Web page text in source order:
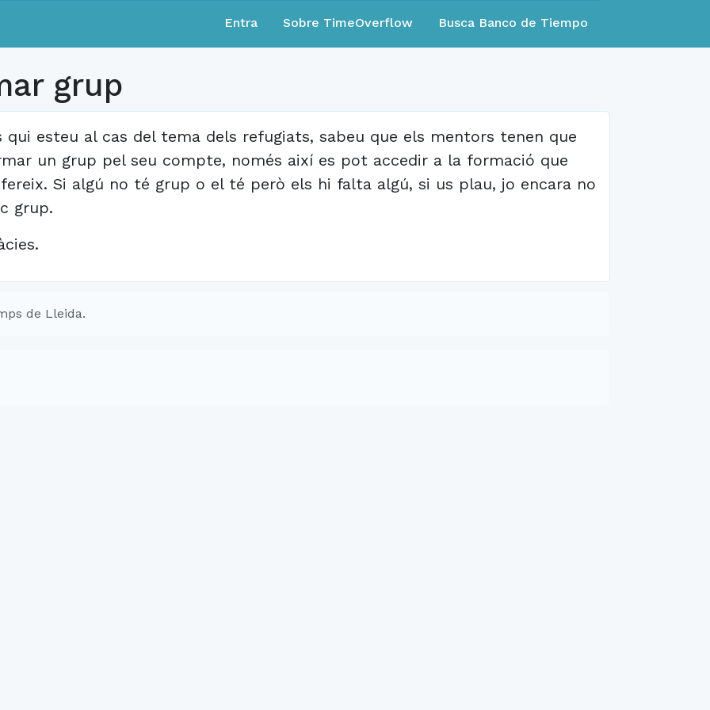
Entra Sobre TimeOverflow Busca Banco de Tiempo
grup
qui esteu al cas del tema dels refugiats, sabeu que els mentors tenen que
un grup pel seu compte, només així es pot accedir a la formació que
Si algú no té grup o el té però els hi falta algú, si us plau, jo encara no
grup.
de Lleida.